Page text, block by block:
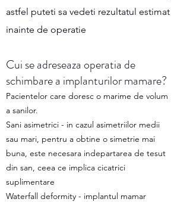
astfel puteti sa vedeti rezultatul estimat
inainte de operatie
Cui se adreseaza operatia de
schimbare a implanturilor mamare?
Pacientelor care doresc o marime de volum
a sanilor.
Sani asimetrici - in cazul asimetriilor medii
sau mari, pentru a obtine o simetrie mai
buna, este necesara indepartarea de tesut
din san, ceea ce implica cicatrici
suplimentare
Waterfall deformity - implantul mamar